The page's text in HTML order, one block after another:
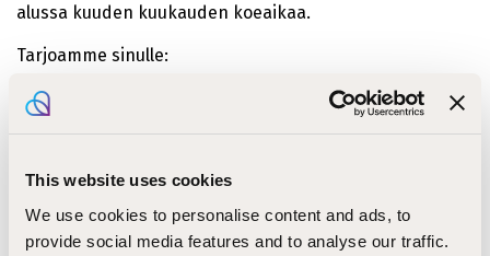
This website uses cookies
We use cookies to personalise content and ads, to
provide social media features and to analyse our traffic.
alussa kuuden kuukauden koeaikaa.
Tarjoamme sinulle:
monipuolisen ja mielenkiintoisen työtehtävän
joustavan työajan ja mahdollisuuden etätyöhön